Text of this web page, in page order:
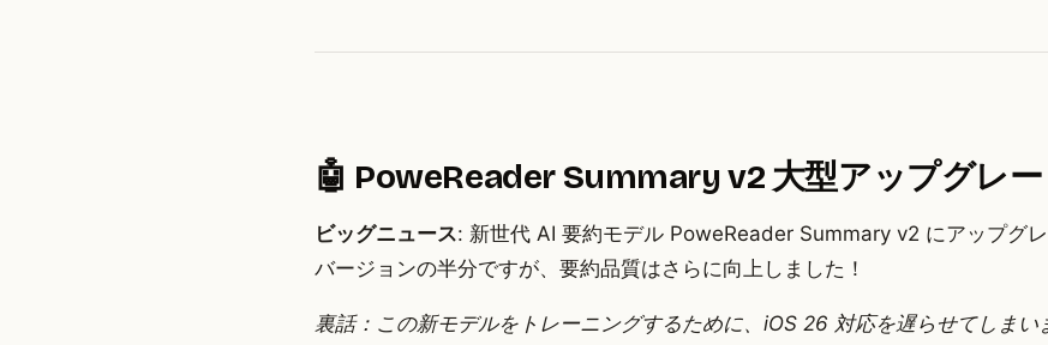
🤖 PoweReader Summary v2 大型アップグレ
ビッグニュース: 新世代 AI 要約モデル PoweReader Summary v2 にアップグ
バージョンの半分ですが、要約品質はさらに向上しました！
裏話：この新モデルをトレーニングするために、iOS 26 対応を遅らせてしま